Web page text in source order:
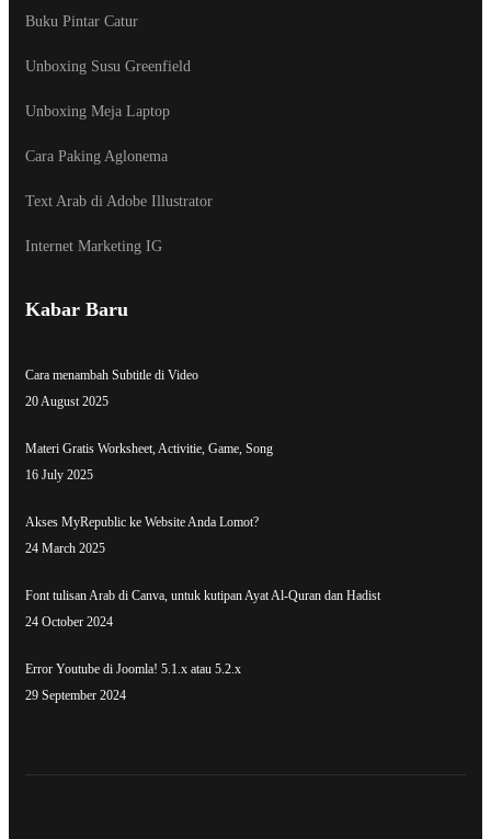
Buku Pintar Catur
Unboxing Susu Greenfield
Unboxing Meja Laptop
Cara Paking Aglonema
Text Arab di Adobe Illustrator
Internet Marketing IG
Kabar Baru
Cara menambah Subtitle di Video
20 August 2025
Materi Gratis Worksheet, Activitie, Game, Song
16 July 2025
Akses MyRepublic ke Website Anda Lomot?
24 March 2025
Font tulisan Arab di Canva, untuk kutipan Ayat Al-Quran dan Hadist
24 October 2024
Error Youtube di Joomla! 5.1.x atau 5.2.x
29 September 2024